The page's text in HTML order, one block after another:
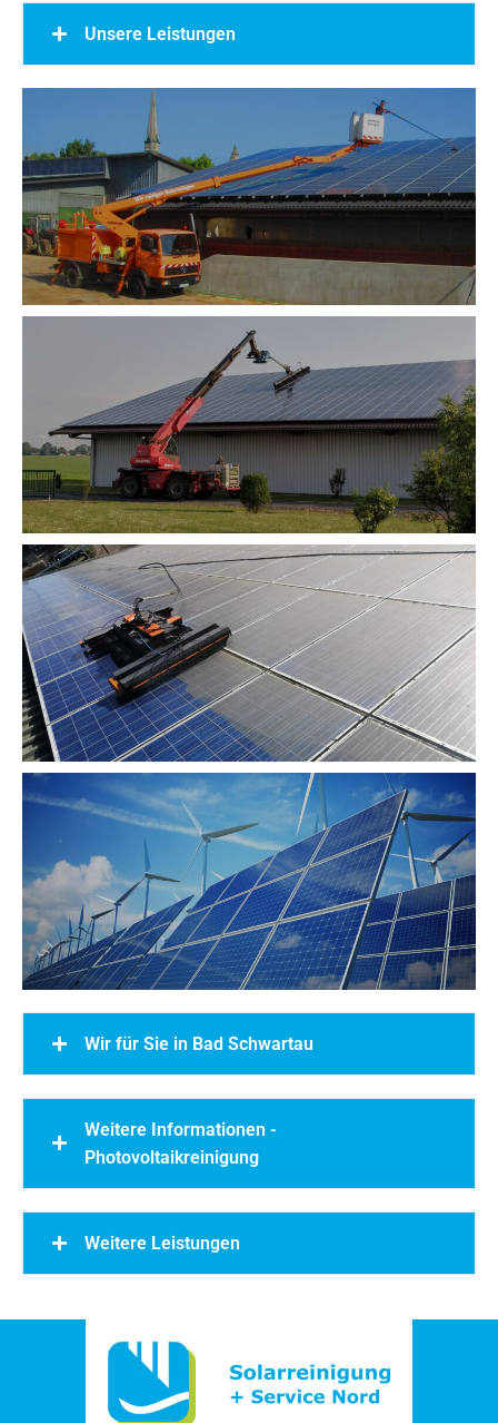
Unsere Leistungen
Wir für Sie in Bad Schwartau
Weitere Informationen -
Photovoltaikreinigung
Weitere Leistungen